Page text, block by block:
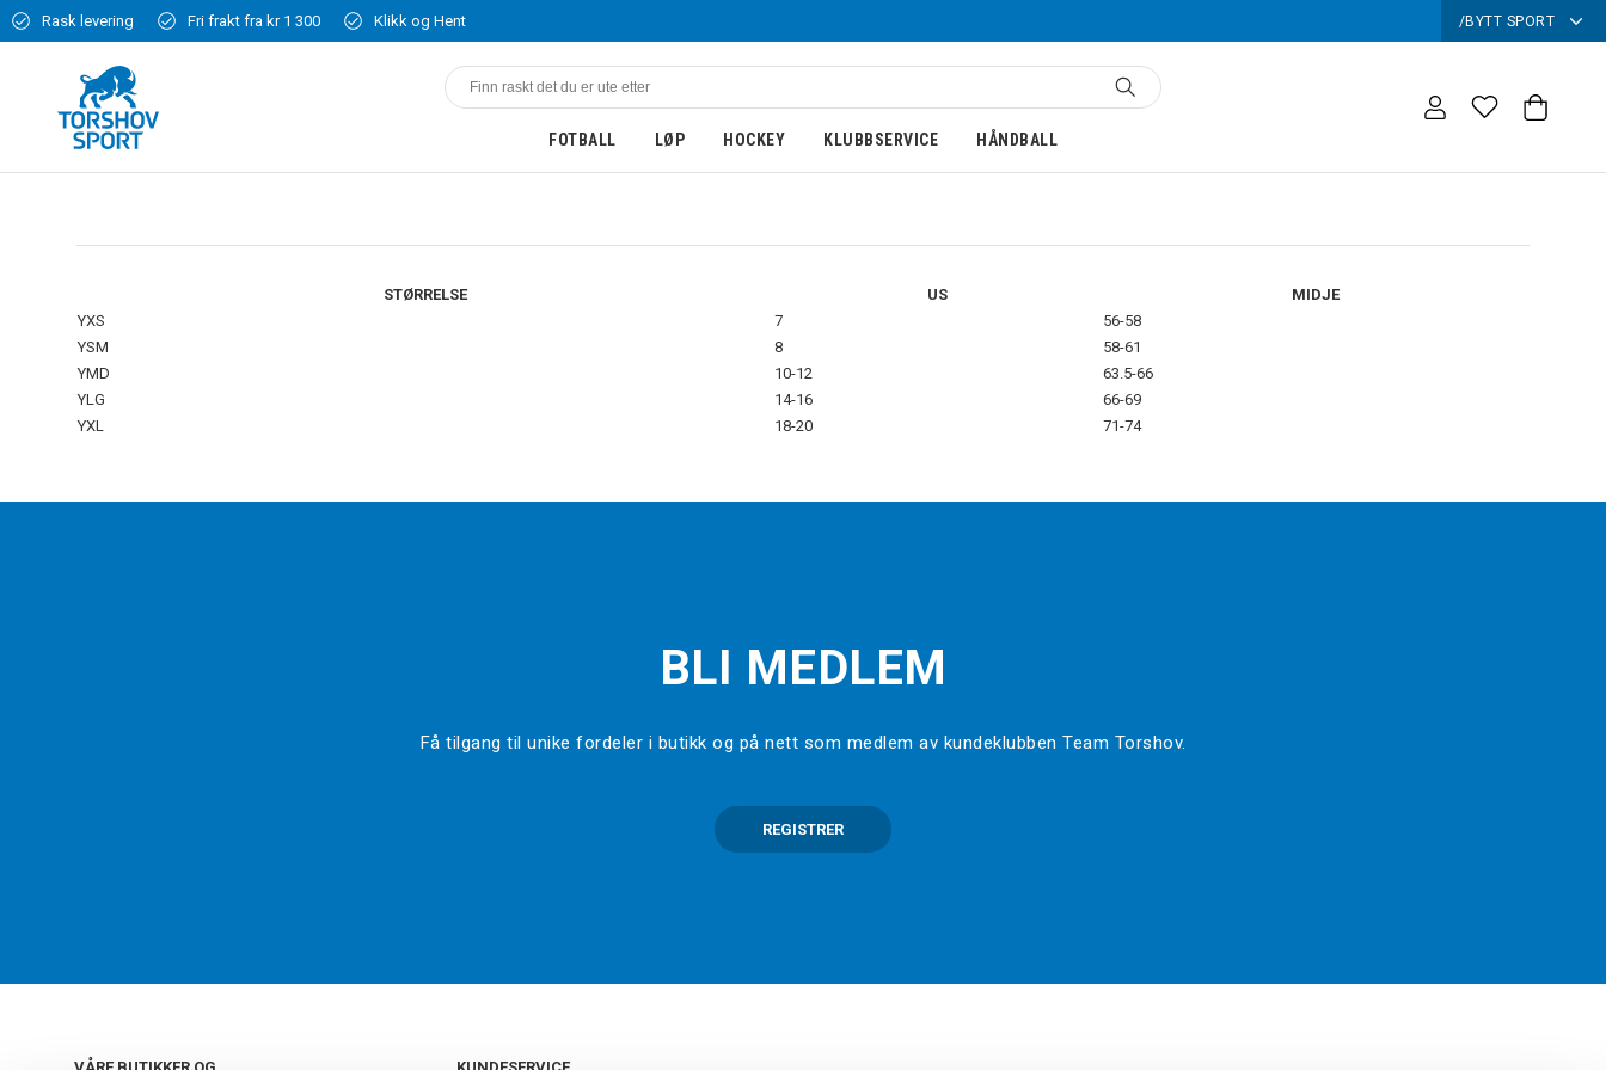
Rask levering Fri frakt fra kr 1 300 Klikk og Hent /BYTT SPORT
FOTBALL LØP HOCKEY KLUBBSERVICE HÅNDBALL
STØRRELSE US
MIDJE
YXS
7
56-58
YSM
8
58-61
YMD
10-12
63.5-66
YLG
14-16
66-69
YXL
18-20 71-74
BLI MEDLEM
Få tilgang til unike fordeler i butikk og på nett som medlem av kundeklubben Team Torshov.
REGISTRER